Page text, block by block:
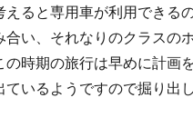
ると専用車が利用できる
合い、それなりのクラスの
時期の旅行は早めに計画
いるようですので掘り出